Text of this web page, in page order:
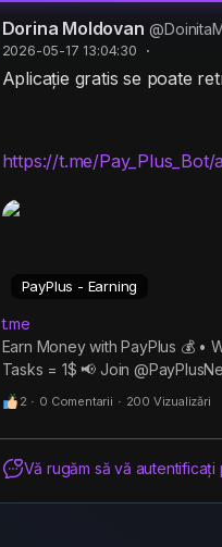
Dorina Moldovan
2026-05-17 13:04:30 ·
Aplicație gratis se poate
https://t.me/
PayPlus - Earning
t.me
Earn Money with PayPlus 💰 •
Tasks = 1$ 📢 Join
2 · 0 Comentarii · 200 Vizualizări
Vă rugăm să vă